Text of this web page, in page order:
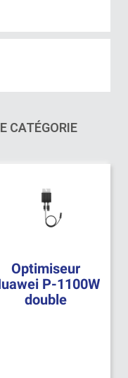
CATÉGORIE
Optimiseur
P-1100W
double